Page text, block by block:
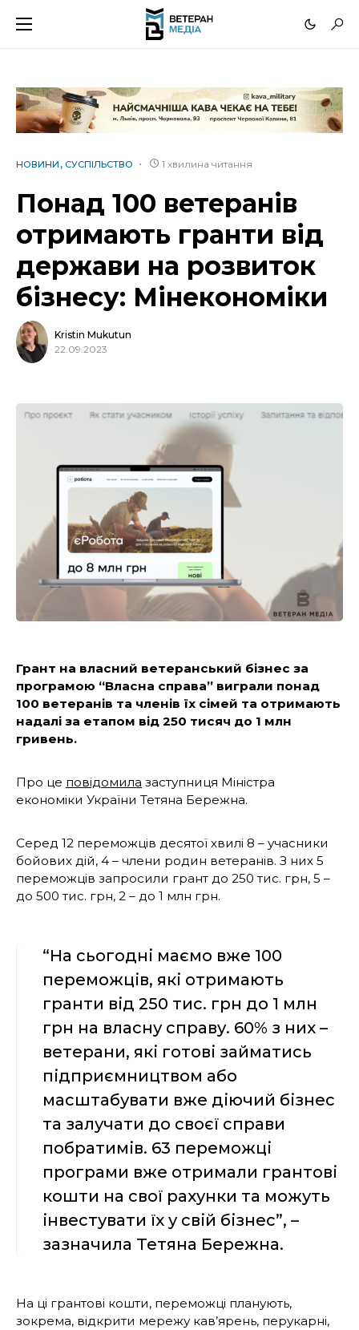
НОВИНИ СУСПІЛЬСТВО 1 хвилина читання
Понад 100 ветеранів
отримають гранти від
держави на розвиток
бізнесу: Мінекономіки
Kristin Mukutun
22.09.2023
Грант на власний ветеранський бізнес за
програмою “Власна справа” виграли понад
100 ветеранів та членів їх сімей та отримають
надалі за етапом від 250 тисяч до 1 млн
гривень.
Про це повідомила заступниця Міністра
економіки України Тетяна Бережна.
Серед 12 переможців десятої хвилі 8 – учасники
бойових дій, 4 – члени родин ветеранів. З них 5
переможців запросили грант до 250 тис. грн, 5 –
до 500 тис. грн, 2 – до 1 млн грн.
“На сьогодні маємо вже 100
переможців, які отримають
гранти від 250 тис. грн до 1 млн
грн на власну справу. 60% з них –
ветерани, які готові займатись
підприємництвом або
масштабувати вже діючий бізнес
та залучати до своєї справи
побратимів. 63 переможці
програми вже отримали грантові
кошти на свої рахунки та можуть
інвестувати їх у свій бізнес”, –
зазначила Тетяна Бережна.
На ці грантові кошти, переможці планують,
зокрема, відкрити мережу кав’ярень, перукарні,